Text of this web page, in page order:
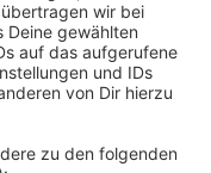
wird der
und
dienen
und sie
hat die
mit Vodafone